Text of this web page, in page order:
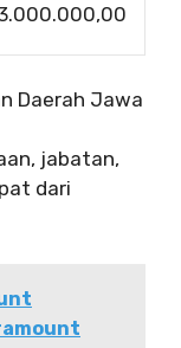
Daerah Jawa
jabatan,
dari